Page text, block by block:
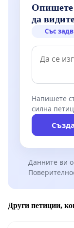
Опишете
да
Със
Напишете
силна
Данните ви
Други петиции,